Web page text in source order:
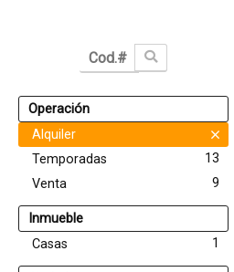
Operación
Alquiler
Temporadas
13
Venta
9
Inmueble
Casas
1